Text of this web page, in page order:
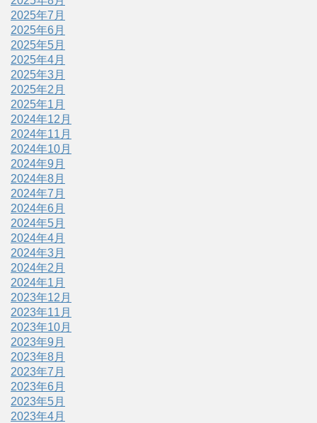
2025年7月
2025年6月
2025年5月
2025年4月
2025年3月
2025年2月
2025年1月
2024年12月
2024年11月
2024年10月
2024年9月
2024年8月
2024年7月
2024年6月
2024年5月
2024年4月
2024年3月
2024年2月
2024年1月
2023年12月
2023年11月
2023年10月
2023年9月
2023年8月
2023年7月
2023年6月
2023年5月
2023年4月